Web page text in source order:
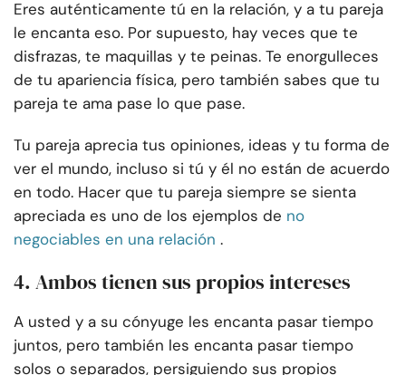
Eres auténticamente tú en la relación, y a tu pareja
le encanta eso. Por supuesto, hay veces que te
disfrazas, te maquillas y te peinas. Te enorgulleces
de tu apariencia física, pero también sabes que tu
pareja te ama pase lo que pase.
Tu pareja aprecia tus opiniones, ideas y tu forma de
ver el mundo, incluso si tú y él no están de acuerdo
en todo. Hacer que tu pareja siempre se sienta
apreciada es uno de los ejemplos de no
negociables en una relación .
4. Ambos tienen sus propios intereses
A usted y a su cónyuge les encanta pasar tiempo
juntos, pero también les encanta pasar tiempo
solos o separados, persiguiendo sus propios